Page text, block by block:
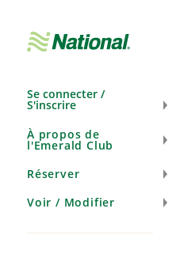
navigation
Se connecter /
S'inscrire
À propos de
l'Emerald Club
Réserver
Voir / Modifier